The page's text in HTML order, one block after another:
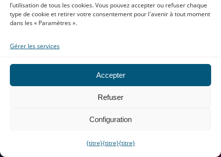
l’utilisation de tous les cookies. Vous pouvez accepter ou refuser chaque
type de cookie et retirer votre consentement pour l'avenir à tout moment
dans les « Paramètres ».
Gérer les services
Accepter
Refuser
Configuration
{titre}{titre}{titre}
Interprétation
Traduction e-learning
Traduction web
Traduction financière